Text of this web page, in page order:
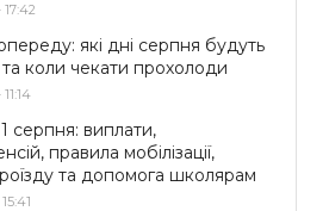
які дні серпня будуть
коли чекати прохолоди
серпня: виплати,
правила мобілізації,
та допомога школярам